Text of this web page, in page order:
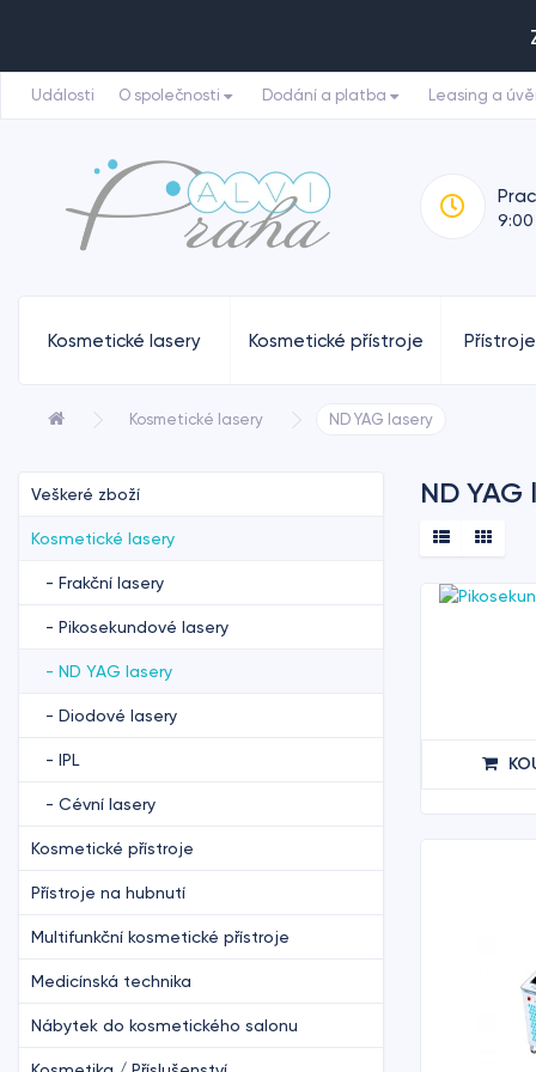
Události O společnosti Dodání a platba Leasing a
9:00
Kosmetické lasery Kosmetické přístroje
Kosmetické lasery ND YAG lasery
Veškeré zboží
Kosmetické lasery
- Frakční lasery
- Pikosekundové lasery
- ND YAG lasery
- Diodové lasery
- IPL
- Cévní lasery
Kosmetické přístroje
Přístroje na hubnutí
Multifunkční kosmetické přístroje
Medicínská technika
Nábytek do kosmetického salonu
ND